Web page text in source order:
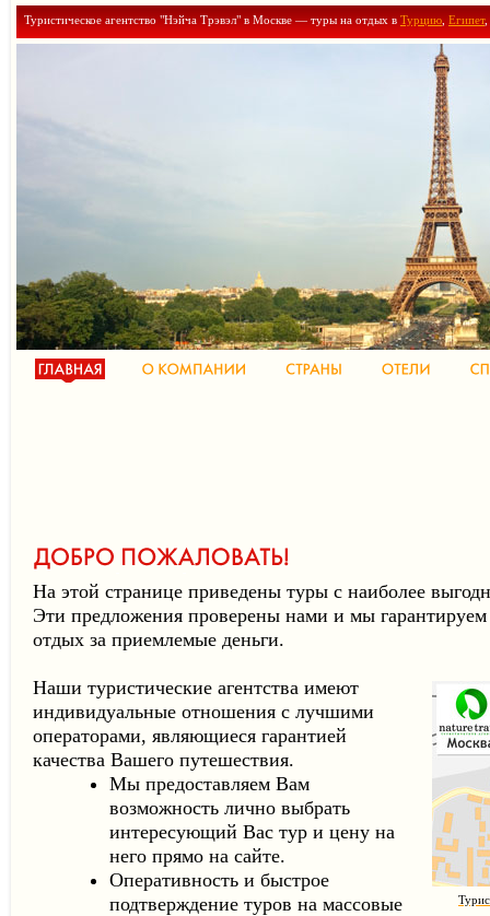
Туристическое агентство "Нэйча Трэвэл" в Москве — туры на отдых в Турцию Египет,
На этой странице приведены туры с наиболее
Эти предложения проверены нами и мы
отдых за приемлемые деньги.
Наши туристические агентства имеют
индивидуальные отношения с лучшими
операторами, являющиеся гарантией
качества Вашего путешествия.
Мы предоставляем Вам
возможность лично выбрать
интересующий Вас тур и цену на
него прямо на сайте.
Оперативность и быстрое
подтверждение туров на массовые